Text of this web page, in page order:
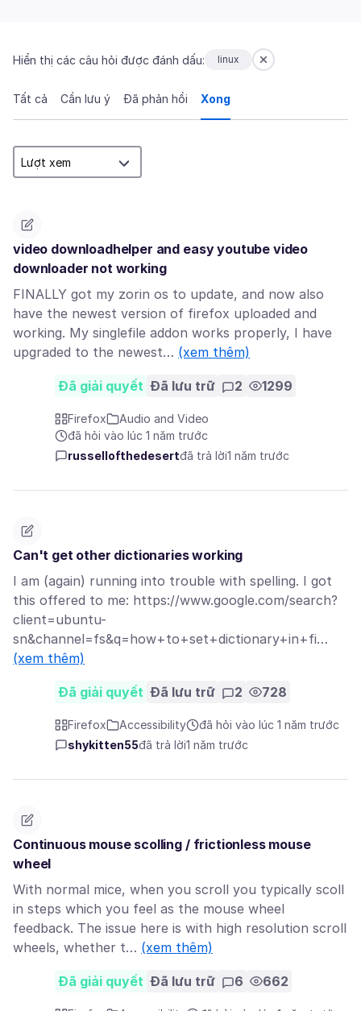
Hiển thị các câu hỏi được đánh dấu: linux
Tất cả Cần lưu ý Đã phản hồi Xong
video downloadhelper and easy youtube video
downloader not working
FINALLY got my zorin os to update, and now also
have the newest version of firefox uploaded and
working. My singlefile addon works properly, I have
upgraded to the newest… (xem thêm)
Đã giải quyết Đã lưu trữ 2 1299
Firefox
Audio and Video
đã hỏi vào lúc 1 năm trước
russellofthedesertđã trả lời1 năm trước
Can't get other dictionaries working
I am (again) running into trouble with spelling. I got
this offered to me: https://www.google.com/search?
client=ubuntu-
sn&channel=fs&q=how+to+set+dictionary+in+fi…
(xem thêm)
Đã giải quyết Đã lưu trữ 2 728
Firefox Accessibility
đã hỏi vào lúc 1 năm trước
shykitten55đã trả lời1 năm trước
Continuous mouse scolling / frictionless mouse
wheel
With normal mice, when you scroll you typically scoll
in steps which you feel as the mouse wheel
feedback. The issue here is with high resolution scroll
wheels, whether t… (xem thêm)
Đã giải quyết Đã lưu trữ 6 662